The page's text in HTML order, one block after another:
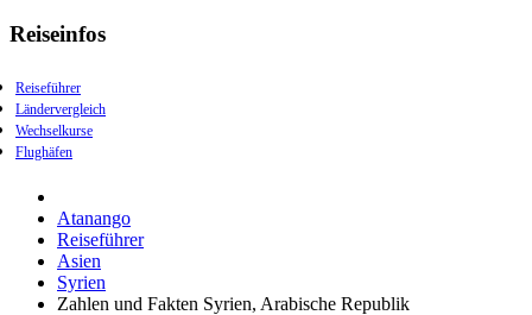
Reiseinfos
Reiseführer
Ländervergleich
Wechselkurse
Flughäfen
Atanango
Reiseführer
Asien
Syrien
Zahlen und Fakten Syrien, Arabische Republik